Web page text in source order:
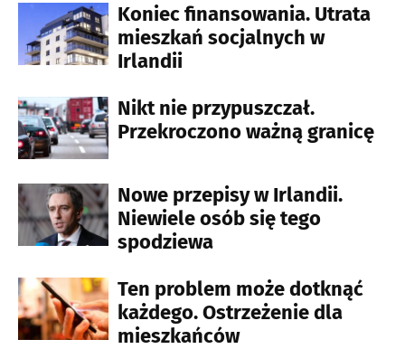
Koniec finansowania. Utrata
mieszkań socjalnych w
Irlandii
Nikt nie przypuszczał.
Przekroczono ważną granicę
Nowe przepisy w Irlandii.
Niewiele osób się tego
spodziewa
Ten problem może dotknąć
każdego. Ostrzeżenie dla
mieszkańców